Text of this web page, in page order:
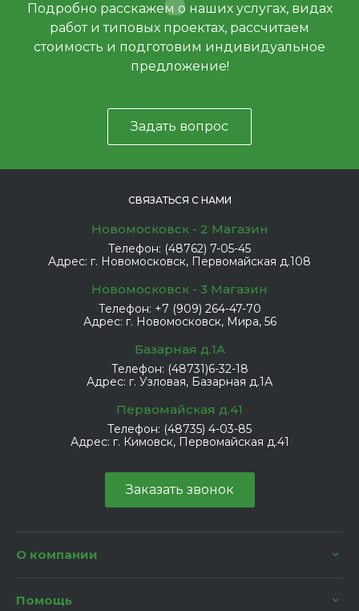
Подробно расскажем о наших услугах, видах
работ и типовых проектах, рассчитаем
стоимость и подготовим индивидуальное
предложение!
Задать вопрос
СВЯЗАТЬСЯ С НАМИ
Новомосковск - 2 Магазин
Телефон: (48762) 7-05-45
Адрес: г. Новомосковск, Первомайская д.108
Новомосковск - 3 Магазин
Телефон: +7 (909) 264-47-70
Адрес: г. Новомосковск, Мира, 56
Базарная д.1А
Телефон: (48731)6-32-18
Адрес: г. Узловая, Базарная д.1А
Первомайская д.41
Телефон: (48735) 4-03-85
Адрес: г. Кимовск, Первомайская д.41
Заказать звонок
О компании
Помощь